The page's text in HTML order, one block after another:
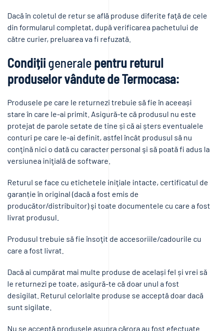
Dacă în coletul de retur se află produse diferite faţă de cele
din formularul completat, după verificarea pachetului de
către curier, preluarea va fi refuzată.
Condițiigeneralepentru returul
produselor vândute de Termocasa:
Produsele pe care le returnezi trebuie să fie în aceeași
stare în care le-ai primit. Asigură-te că produsul nu este
protejat de parole setate de tine și că ai șters eventualele
conturi pe care le-ai definit, astfel încât produsul să nu
conţină nici o dată cu caracter personal şi să poată fi adus la
versiunea iniţială de software.
Returul se face cu etichetele iniţiale intacte, certificatul de
garanție în original (dacă a fost emis de
producător/distribuitor) şi toate documentele cu care a fost
livrat produsul.
Produsul trebuie să fie însoţit de accesoriile/cadourile cu
care a fost livrat.
Dacă ai cumpărat mai multe produse de același fel și vrei să
le returnezi pe toate, asigură-te că doar unul a fost
desigilat. Returul celorlalte produse se acceptă doar dacă
sunt sigilate.
Nu se acceptă produsele asupra cărora au fost efectuate